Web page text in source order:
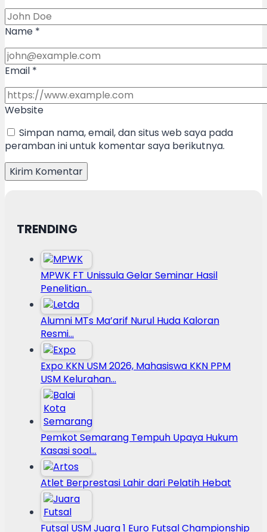
Name *
Email *
Website
Simpan nama, email, dan situs web saya pada
peramban ini untuk komentar saya berikutnya.
TRENDING
MPWK FT Unissula Gelar Seminar Hasil
Penelitian…
Alumni MTs Ma’arif Nurul Huda Kaloran
Resmi…
Expo KKN USM 2026, Mahasiswa KKN PPM
USM Kelurahan…
Pemkot Semarang Tempuh Upaya Hukum
Kasasi soal…
Atlet Berprestasi Lahir dari Pelatih Hebat
Futsal USM Juara 1 Euro Futsal Championship